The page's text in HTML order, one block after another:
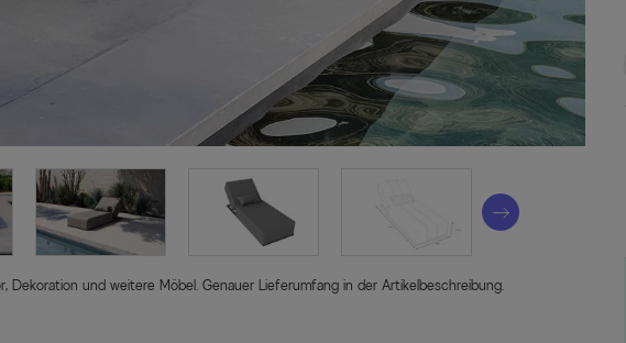
Dekoration und weitere Möbel. Genauer Lieferumfang in der Artikelbeschreibung.